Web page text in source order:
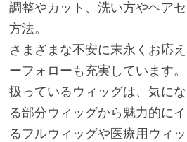
調整やカット、洗い方やヘア
方法。
さまざまな不安に末永くお応
ーフォローも充実しています。
扱っているウィッグは、気に
る部分ウィッグから魅力的に
るフルウィッグや医療用ウィ